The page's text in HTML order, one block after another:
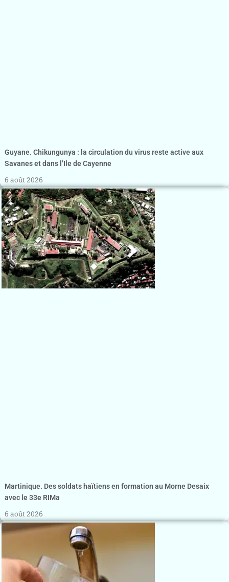
Guyane. Chikungunya : la circulation du virus reste active aux
Savanes et dans l’Ile de Cayenne
6 août 2026
Martinique. Des soldats haïtiens en formation au Morne Desaix
avec le 33e RIMa
6 août 2026